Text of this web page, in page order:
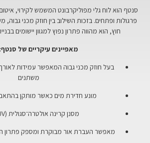
סנטף הוא לוח גלי מפוליקרבונט המשמש לקירוי,
פרגולות ופתחים. בזכות השילוב בין חוזק מכני
חוץ, הוא מהווה פתרון נפוץ למגוון יישומים
מאפיינים עיקריים של סנטף:
בעל חוזק מכני גבוה המאפשר עמידות לאורך
משתנים
מונע חדירת מים כאשר מותקן בהתאם
מסנן קרינה אולטרה־סגולית (UV) מזיקה
מאפשר העברת אור מבוקרת ומספק פתרון